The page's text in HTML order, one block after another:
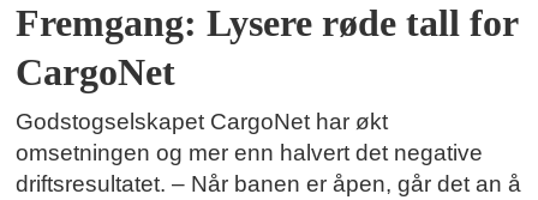
Fremgang: Lysere røde tall for
CargoNet
Godstogselskapet CargoNet har økt
omsetningen og mer enn halvert det negative
driftsresultatet. – Når banen er åpen, går det an å